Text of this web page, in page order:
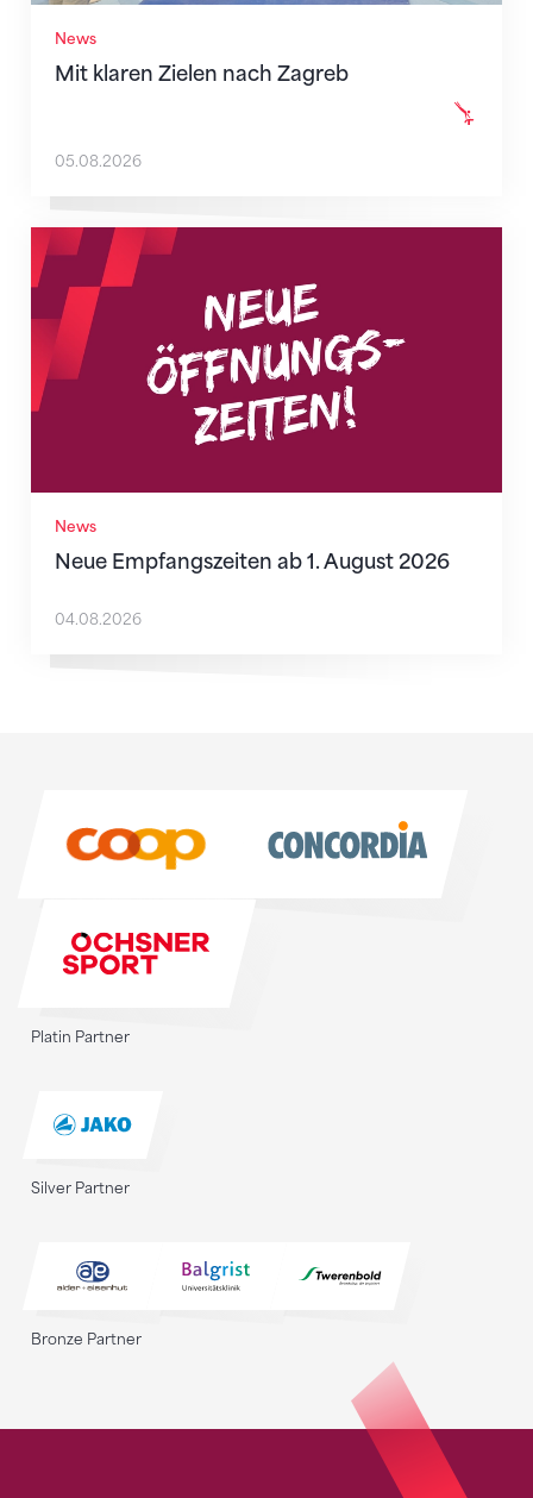
News
Mit klaren Zielen nach Zagreb
05.08.2026
News
Neue Empfangszeiten ab 1. August 2026
Neue Empfangszeiten ab 1. August 2026
04.08.2026
Platin Partner
Silver Partner
Bronze Partner